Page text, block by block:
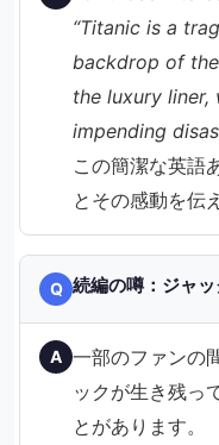
“Titanic is a
backdrop of
the luxury liner,
impending
この簡潔な英語
とその感動を伝
Q 続編の噂：ジャ
A 一部のファンの
ックが生き残っ
とがあります。